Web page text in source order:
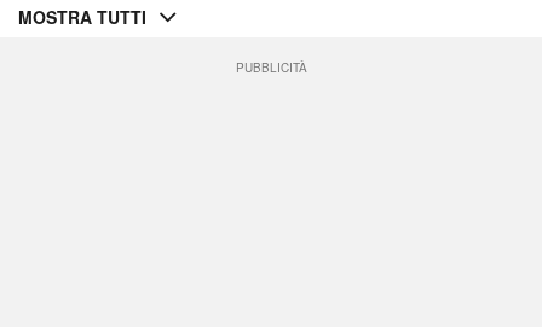
MOSTRA TUTTI
PUBBLICITÀ